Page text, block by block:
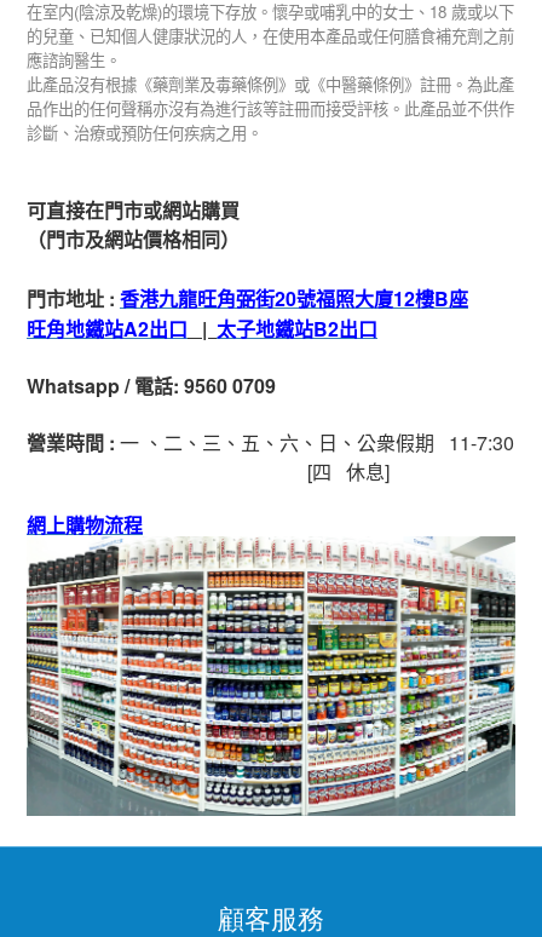
在室内(陰涼及乾燥)的環境下存放。懷孕或哺乳中的女士、 18 歲或以下
的兒童、已知個人健康狀況的人，在使用本產品或任何膳食補充劑之前
應諮詢醫生。
此產品沒有根據《藥劑業及毒藥條例》或《中醫藥條例》註冊。為此產
品作出的任何聲稱亦沒有為進行該等註冊而接受評核。此產品並不供作
診斷、治療或預防任何疾病之用。
可直接在門市或網站購買
（門市及網站價格相同）
門市地址 : 香港九龍旺角弼街20號福照大廈12樓B座
旺角地鐵站A2出口 | 太子地鐵站B2出口
Whatsapp/電話: 9560 0709
營業時間 : 一 、二、三、五 、六 、日 、公衆假期
11-7:30
[四 休息]
網上購物流程
顧客服務